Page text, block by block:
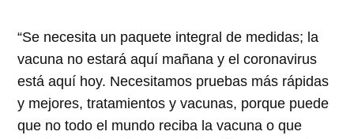
“Se necesita un paquete integral de medidas; la
vacuna no estará aquí mañana y el coronavirus
está aquí hoy. Necesitamos pruebas más rápidas
y mejores, tratamientos y vacunas, porque puede
que no todo el mundo reciba la vacuna o que